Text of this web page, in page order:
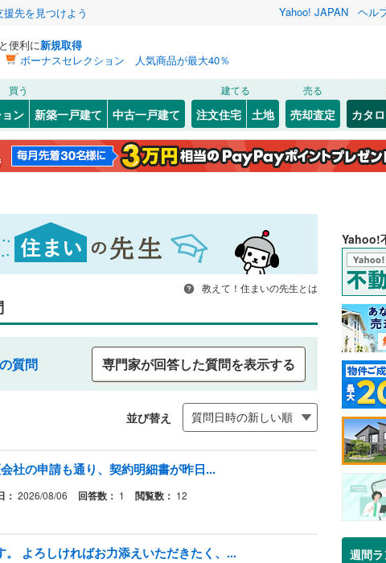
先を見つけよう Yahoo! JAPAN ヘル
便利に新規取得
ボーナスセレクション 人気商品が最大40％
買う
ン 新築一戸建て 中古一戸建て
建てる
注文住宅 土地
売る
売却査定 カタ
教えて！住まいの先生とは
質問 専門家が回答した質問を表示する
並び替え
社の申請も通り、契約明細書が昨日...
： 2026/08/06 回答数： 1 閲覧数： 12
よろしければお力添えいただきたく、...
Yahoo!
週間